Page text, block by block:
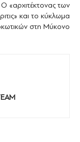
Ο «αρχιτέκτονας των
και το κύκλωµα
στη Μύκονο